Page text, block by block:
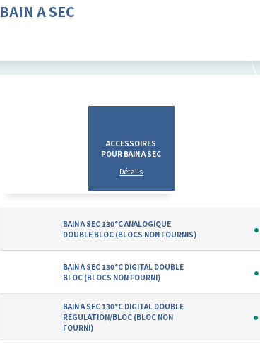
BAIN A SEC
ACCESSOIRES
POUR BAIN A SEC
BAIN A SEC 130°C ANALOGIQUE
DOUBLE BLOC (BLOCS NON FOURNIS)
BAIN A SEC 130°C DIGITAL DOUBLE
BLOC (BLOCS NON FOURNI)
BAIN A SEC 130°C DIGITAL DOUBLE
REGULATION/BLOC (BLOC NON
FOURNI)